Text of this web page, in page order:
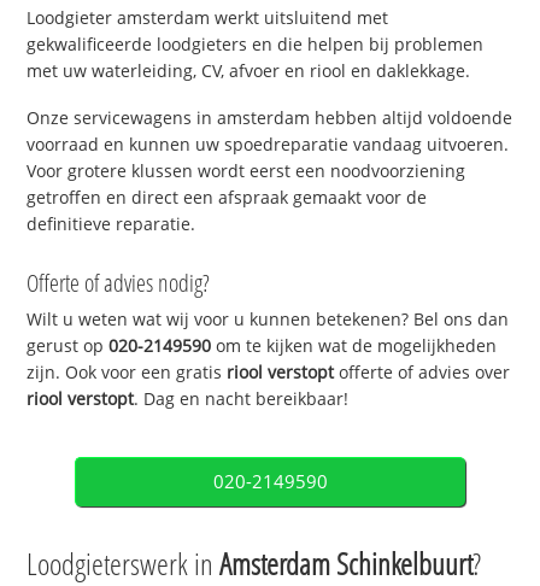
Loodgieter amsterdam werkt uitsluitend met
gekwalificeerde loodgieters en die helpen bij problemen
met uw waterleiding, CV, afvoer en riool en daklekkage.
Onze servicewagens in amsterdam hebben altijd voldoende
voorraad en kunnen uw spoedreparatie vandaag uitvoeren.
Voor grotere klussen wordt eerst een noodvoorziening
getroffen en direct een afspraak gemaakt voor de
definitieve reparatie.
Offerte of advies nodig?
Wilt u weten wat wij voor u kunnen betekenen? Bel ons dan
gerust op020-2149590 om te kijken wat de mogelijkheden
zijn. Ook voor een gratis riool verstoptofferte of advies over
riool verstopt. Dag en nacht bereikbaar!
020-2149590
Loodgieterswerk inAmsterdam Schinkelbuurt?